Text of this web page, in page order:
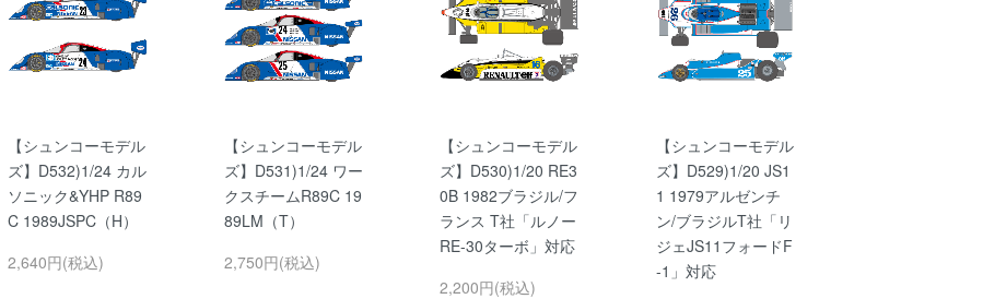
【シュンコーモデル
ズ】D532)1/24 カル
ソニック&YHP R89
C 1989JSPC（H）
2,640円(税込)
【シュンコーモデル
ズ】D531)1/24 ワー
クスチームR89C 19
89LM（T）
2,750円(税込)
【シュンコーモデル
ズ】D530)1/20 RE3
0B 1982ブラジル/フ
ランス T社「ルノー
RE-30ターボ」対応
2,200円(税込)
【シュンコーモデル
ズ】D529)1/20 JS1
1 1979アルゼンチ
ン/ブラジルT社「リ
ジェJS11フォードF
-1」対応